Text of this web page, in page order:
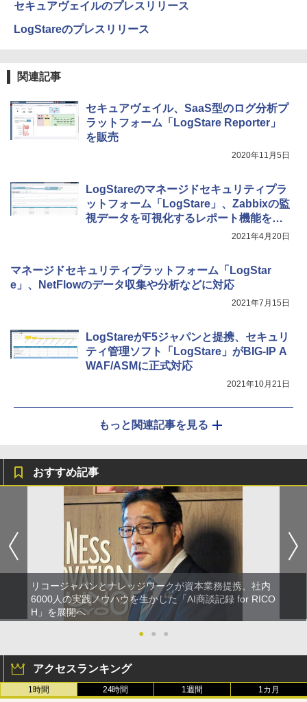
セキュアヴェイルのプレスリリース
LogStareのプレスリリース
関連記事
セキュアヴェイル、SaaS型のログ分析プ
ラットフォーム「LogStare Reporter」
を販売
2020年11月5日
LogStareのマネージドセキュリティプラ
ットフォーム「LogStare」、Zabbixの監
視データを可視化するレポート機能を提
2021年4月20日
マネージドセキュリティプラットフォーム「LogStar
e」、NetFlowのデータ収集や分析などに対応
2021年7月15日
LogStareがF5ジャパンと提携、セキュリ
ティ管理ソフト「LogStare」がBIG-IP A
WAF/ASMに正式対応
2021年10月21日
もっと関連記事を見る
おすすめ記事
リコージャパンとナレッジワークが資本業務提携、社内
6000人の実践ノウハウを生かした「AI商談記録 for RICO
H」を展開へ
●
● ●
アクセスランキング
1時間 24時間 1週間 1カ月